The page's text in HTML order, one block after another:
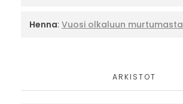
Henna: Vuosi olkaluun murtumasta
ARKISTOT